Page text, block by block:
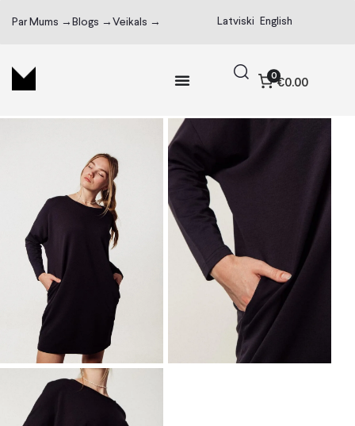
Par Mums → Blogs → Veikals → Latviski English
0
€0.00